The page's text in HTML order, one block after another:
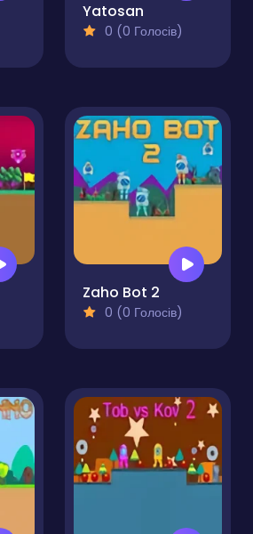
Yatosan
0 (0 Голосів)
Zaho Bot 2
0 (0 Голосів)